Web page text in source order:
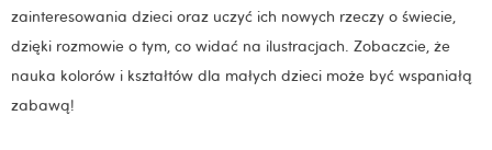
zainteresowania dzieci oraz uczyć ich nowych rzeczy o świecie,
dzięki rozmowie o tym, co widać na ilustracjach. Zobaczcie, że
nauka kolorów i kształtów dla małych dzieci może być wspaniałą
zabawą!